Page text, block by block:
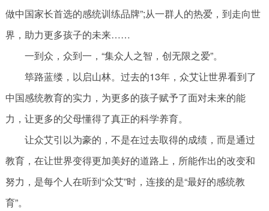
做中国家长首选的感统训练品牌”;从一群人的热爱，到走向世
界，助力更多孩子的未来……
一到众，众到一，“集众人之智，创无限之爱”。
筚路蓝缕，以启山林。过去的13年，众艾让世界看到了
中国感统教育的实力，为更多的孩子赋予了面对未来的能
力，让更多的父母懂得了真正的科学养育。
让众艾引以为豪的，不是在过去取得的成绩，而是通过
教育，在让世界变得更加美好的道路上，所能作出的改变和
努力，是每个人在听到“众艾”时，连接的是“最好的感统教
育”。